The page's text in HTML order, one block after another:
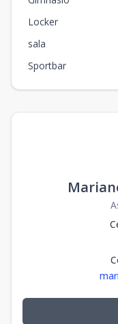
Locker
sala
Sportbar